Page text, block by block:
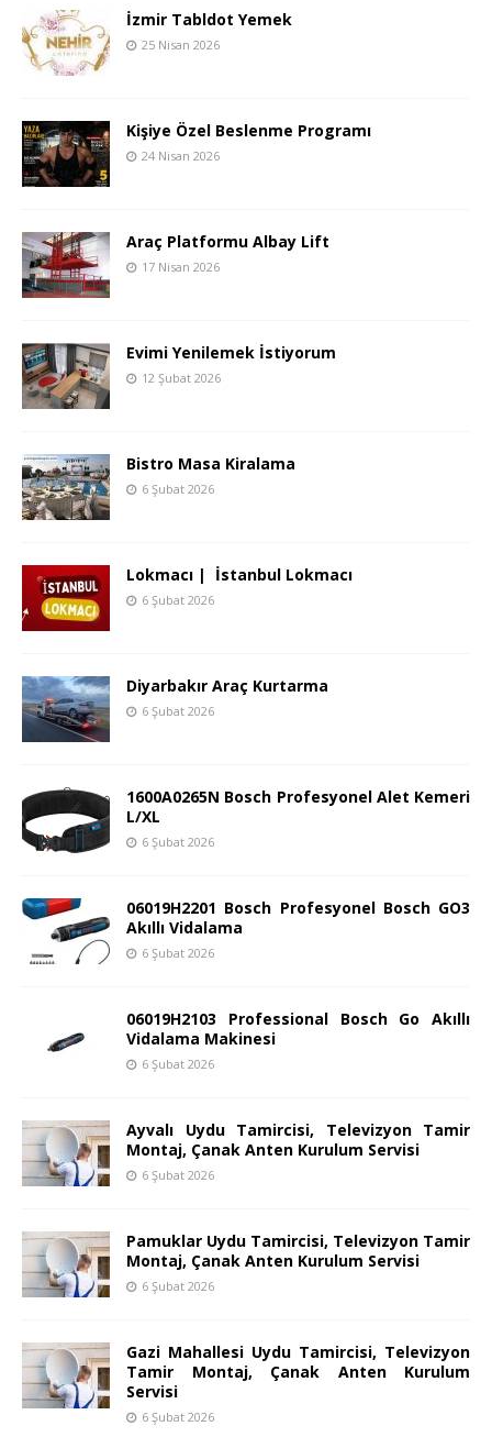
İzmir Tabldot Yemek
25 Nisan 2026
Kişiye Özel Beslenme Programı
24 Nisan 2026
Araç Platformu Albay Lift
17 Nisan 2026
Evimi Yenilemek İstiyorum
12 Şubat 2026
Bistro Masa Kiralama
6 Şubat 2026
Lokmacı | İstanbul Lokmacı
6 Şubat 2026
Diyarbakır Araç Kurtarma
6 Şubat 2026
1600A0265N Bosch Profesyonel Alet Kemeri
L/XL
6 Şubat 2026
06019H2201 Bosch Profesyonel Bosch GO3
Akıllı Vidalama
6 Şubat 2026
06019H2103 Professional Bosch Go Akıllı
Vidalama Makinesi
6 Şubat 2026
Ayvalı Uydu Tamircisi, Televizyon Tamir
Montaj, Çanak Anten Kurulum Servisi
6 Şubat 2026
Pamuklar Uydu Tamircisi, Televizyon Tamir
Montaj, Çanak Anten Kurulum Servisi
6 Şubat 2026
Gazi Mahallesi Uydu Tamircisi, Televizyon
Tamir Montaj, Çanak Anten Kurulum
Servisi
6 Şubat 2026